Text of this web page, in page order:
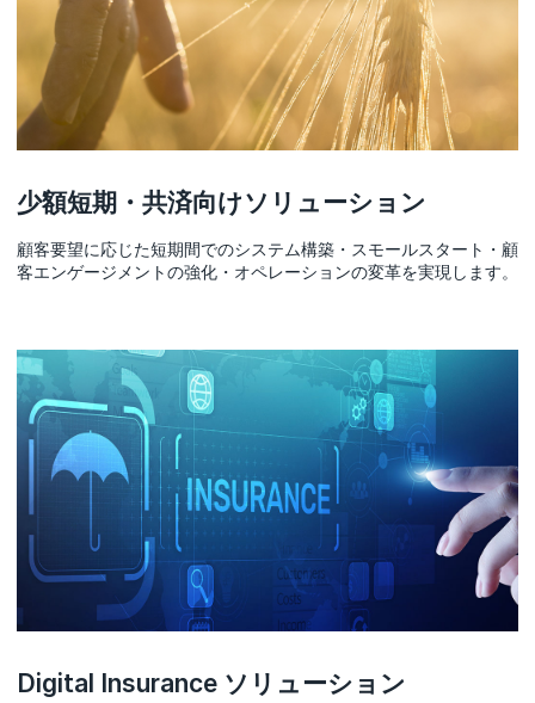
少額短期・共済向けソリューション
顧客要望に応じた短期間でのシステム構築・スモールスタート・顧
客エンゲージメントの強化・オペレーションの変革を実現します。
Digital Insurance ソリューション